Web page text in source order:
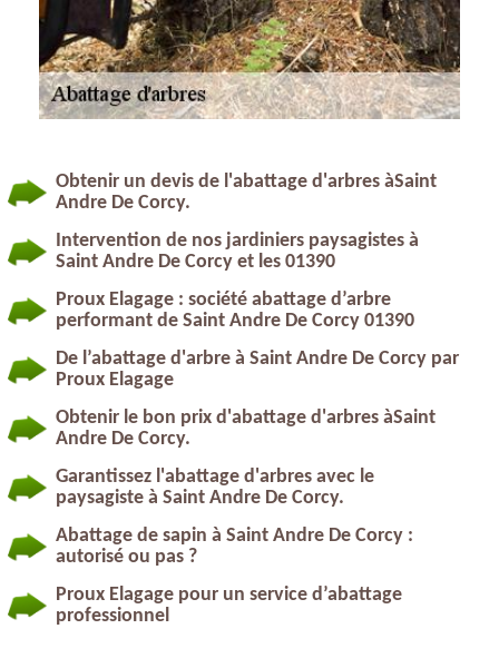
Obtenir un devis de l'abattage d'arbres àSaint
Andre De Corcy.
Intervention de nos jardiniers paysagistes à
Saint Andre De Corcy et les 01390
Proux Elagage : société abattage d’arbre
performant de Saint Andre De Corcy 01390
De l’abattage d'arbre à Saint Andre De Corcy par
Proux Elagage
Obtenir le bon prix d'abattage d'arbres àSaint
Andre De Corcy.
Garantissez l'abattage d'arbres avec le
paysagiste à Saint Andre De Corcy.
Abattage de sapin à Saint Andre De Corcy :
autorisé ou pas ?
Proux Elagage pour un service d’abattage
professionnel